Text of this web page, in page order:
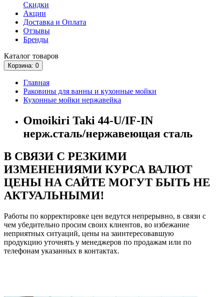
Скидки
Акции
Доставка и Оплата
Отзывы
Бренды
Каталог товаров
Корзина: 0
Главная
Раковины для ванны и кухонные мойки
Кухонные мойки нержавейка
Omoikiri Taki 44-U/IF-IN
нерж.сталь/нержавеющая сталь
В СВЯЗИ С РЕЗКИМИ
ИЗМЕНЕНИЯМИ КУРСА ВАЛЮТ
ЦЕНЫ НА САЙТЕ МОГУТ БЫТЬ НЕ
АКТУАЛЬНЫМИ!
Работы по корректировке цен ведутся непрерывно, в связи с
чем убедительно просим своих клиентов, во избежание
неприятных ситуаций, цены на заинтересовавшую
продукцию уточнять у менеджеров по продажам или по
телефонам указанных в контактах.